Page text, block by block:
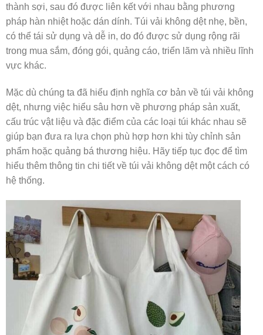
thành sợi, sau đó được liên kết với nhau bằng phương
pháp hàn nhiệt hoặc dán dính. Túi vải không dệt nhẹ, bền,
có thể tái sử dụng và dễ in, do đó được sử dụng rộng rãi
trong mua sắm, đóng gói, quảng cáo, triển lãm và nhiều lĩnh
vực khác.
Mặc dù chúng ta đã hiểu định nghĩa cơ bản về túi vải không
dệt, nhưng việc hiểu sâu hơn về phương pháp sản xuất,
cấu trúc vật liệu và đặc điểm của các loại túi khác nhau sẽ
giúp bạn đưa ra lựa chọn phù hợp hơn khi tùy chỉnh sản
phẩm hoặc quảng bá thương hiệu. Hãy tiếp tục đọc để tìm
hiểu thêm thông tin chi tiết về túi vải không dệt một cách có
hệ thống.